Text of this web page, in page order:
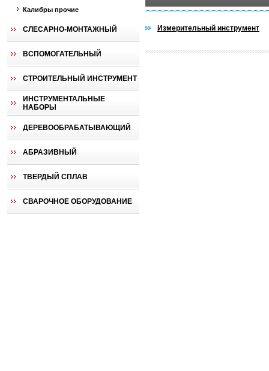
Калибры прочие
СЛЕСАРНО-МОНТАЖНЫЙ
ВСПОМОГАТЕЛЬНЫЙ
СТРОИТЕЛЬНЫЙ ИНСТРУМЕНТ
ИНСТРУМЕНТАЛЬНЫЕ
НАБОРЫ
ДЕРЕВООБРАБАТЫВАЮЩИЙ
АБРАЗИВНЫЙ
ТВЕРДЫЙ СПЛАВ
СВАРОЧНОЕ ОБОРУДОВАНИЕ
Измерительный инструмент